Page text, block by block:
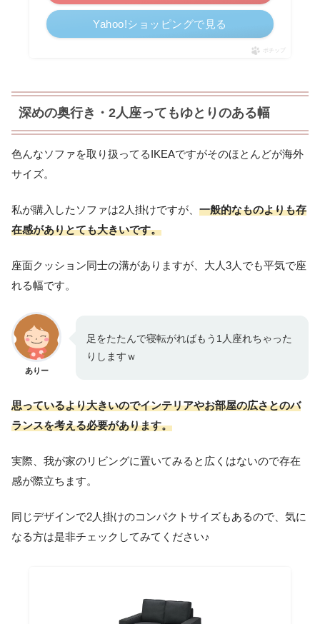
Yahoo!ショッピングで見る
ポチップ
深めの奥行き・2人座ってもゆとりのある幅
色んなソファを取り扱ってるIKEAですがそのほとんどが海外
サイズ。
私が購入したソファは2人掛けですが、 一般的なものよりも存
在感がありとても大きいです。
座面クッション同士の溝がありますが、大人3人でも平気で座
れる幅です。
ありー
足をたたんで寝転がればもう1人座れちゃった
りしますｗ
思っているより大きいのでインテリアやお部屋の広さとのバ
ランスを考える必要があります。
実際、我が家のリビングに置いてみると広くはないので存在
感が際立ちます。
同じデザインで2人掛けのコンパクトサイズもあるので、気に
なる方は是非チェックしてみてください♪